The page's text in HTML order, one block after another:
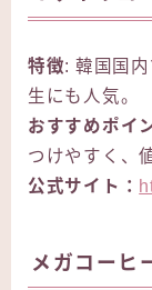
特徴: 韓国国
生にも人気。
おすすめポイ
つけやすく、
公式サイト：
メガコーヒ